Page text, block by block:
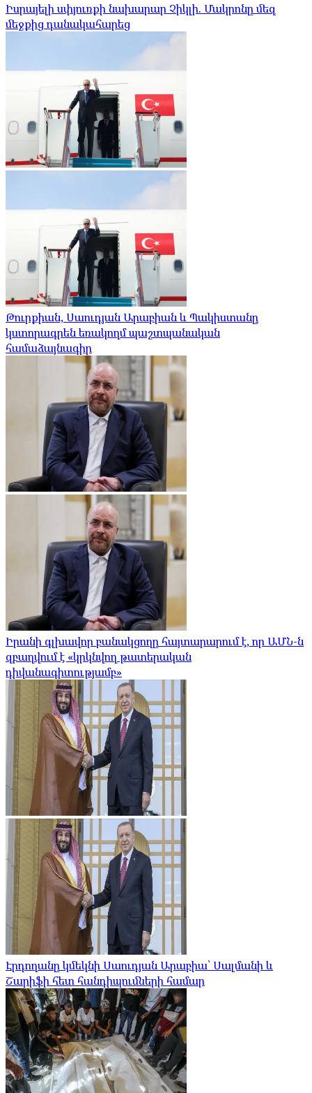
Իսրայելի սփյուռքի նախարար Չիկլի. Մակրոնը մեզ
մեջքից դանակահարեց
Թուրքիան, Սաուդյան Արաբիան և Պակիստանը
կստորագրեն եռակողմ պաշտպանական
համաձայնագիր
Իրանի գլխավոր բանակցողը հայտարարում է, որ ԱՄՆ-ն
զբաղվում է «կրկնվող թատերական
դիվանագիտությամբ»
Էրդողանը կմեկնի Սաուդյան Արաբիա՝ Սալմանի և
Շարիֆի հետ հանդիպումների համար